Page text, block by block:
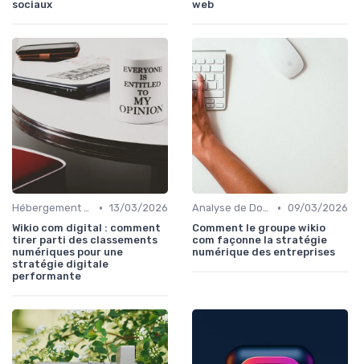
sociaux
web
Hébergement et Maintenance Web • 13/03/2026
Wikio com digital : comment
tirer parti des classements
numériques pour une
stratégie digitale
performante
Analyse de Données et Reporting • 09/03/2026
Comment le groupe wikio
com façonne la stratégie
numérique des entreprises